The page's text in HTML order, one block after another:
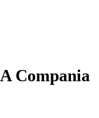
Compania